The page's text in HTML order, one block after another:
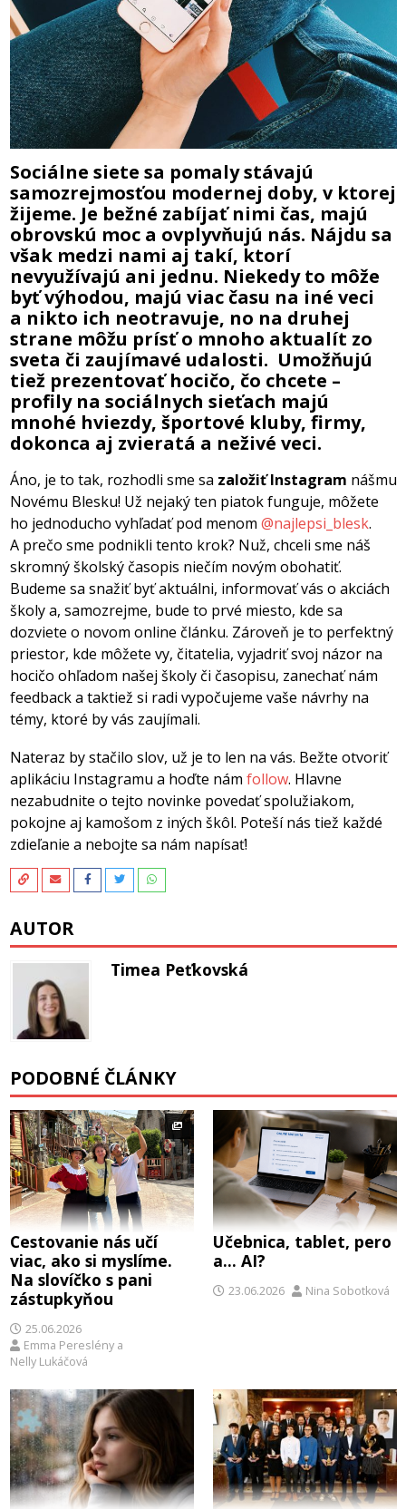
Sociálne siete sa pomaly stávajú
samozrejmosťou modernej doby, v ktorej
žijeme. Je bežné zabíjať nimi čas, majú
obrovskú moc a ovplyvňujú nás. Nájdu sa
však medzi nami aj takí, ktorí
nevyužívajú ani jednu. Niekedy to môže
byť výhodou, majú viac času na iné veci
a nikto ich neotravuje, no na druhej
strane môžu prísť o mnoho aktualít zo
sveta či zaujímavé udalosti. Umožňujú
tiež prezentovať hocičo, čo chcete –
profily na sociálnych sieťach majú
mnohé hviezdy, športové kluby, firmy,
dokonca aj zvieratá a neživé veci.
Áno, je to tak, rozhodli sme sa založiť Instagram nášmu
Novému Blesku! Už nejaký ten piatok funguje, môžete
ho jednoducho vyhľadať pod menom @najlepsi_blesk.
A prečo sme podnikli tento krok? Nuž, chceli sme náš
skromný školský časopis niečím novým obohatiť.
Budeme sa snažiť byť aktuálni, informovať vás o akciách
školy a, samozrejme, bude to prvé miesto, kde sa
dozviete o novom online článku. Zároveň je to perfektný
priestor, kde môžete vy, čitatelia, vyjadriť svoj názor na
hocičo ohľadom našej školy či časopisu, zanechať nám
feedback a taktiež si radi vypočujeme vaše návrhy na
témy, ktoré by vás zaujímali.
Nateraz by stačilo slov, už je to len na vás. Bežte otvoriť
aplikáciu Instagramu a hoďte nám follow. Hlavne
nezabudnite o tejto novinke povedať spolužiakom,
pokojne aj kamošom z iných škôl. Poteší nás tiež každé
zdieľanie a nebojte sa nám napísať!
AUTOR
Timea Peťkovská
PODOBNÉ ČLÁNKY
Cestovanie nás učí
viac, ako si myslíme.
Na slovíčko s pani
zástupkyňou
25.06.2026
Emma Pereslénya
Nelly Lukáčová
Učebnica, tablet, pero
a… AI?
23.06.2026 Nina Sobotková